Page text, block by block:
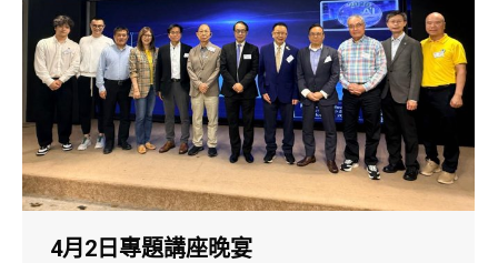
4月2日專題講座晚宴